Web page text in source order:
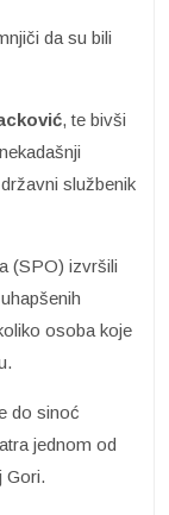
da su bili
, te bivši
službenik
(SPO) izvršili
osoba koje
do sinoć
jednom od
Gori.